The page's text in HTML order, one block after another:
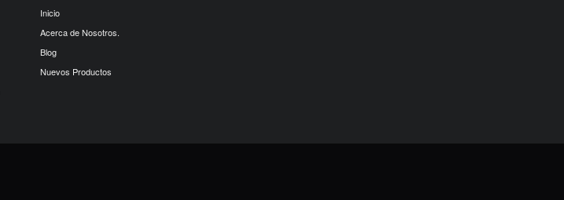
Inicio
Acerca de Nosotros.
Blog
Nuevos Productos